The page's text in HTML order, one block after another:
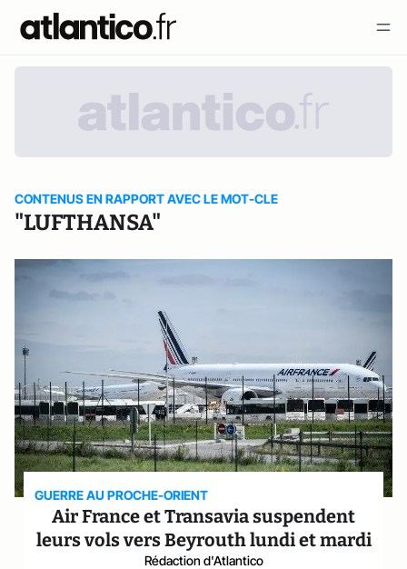
CONTENUS EN RAPPORT AVEC LE MOT-CLE
"LUFTHANSA"
GUERRE AU PROCHE-ORIENT
Air France et Transavia suspendent
leurs vols vers Beyrouth lundi et mardi
Rédaction d'Atlantico